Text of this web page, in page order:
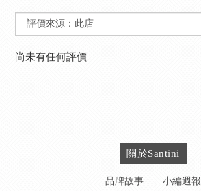
尚未有任何評價
關於Santini
品牌故事 小編週報